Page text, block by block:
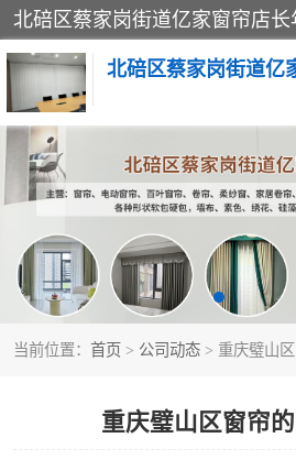
北碚区蔡家岗街道亿
当前位置： 首页 > 公司动态 > 重庆璧山
重庆璧山区窗帘
软包硬包
窗帘